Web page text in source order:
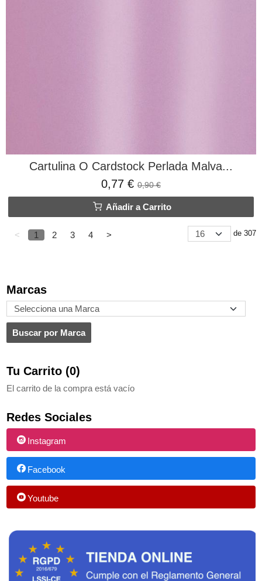
Marcas
Tu Carrito (0)
El carrito de la compra está vacío
Redes Sociales
Instagram
Facebook
Youtube
Cartulina O Cardstock Perlada Malva...
0,77 € 0,90 €
Añadir a Carrito
< 1 2 3 4 > de 307